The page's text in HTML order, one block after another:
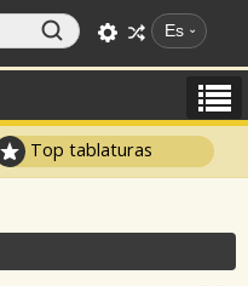
Es
Top tablaturas